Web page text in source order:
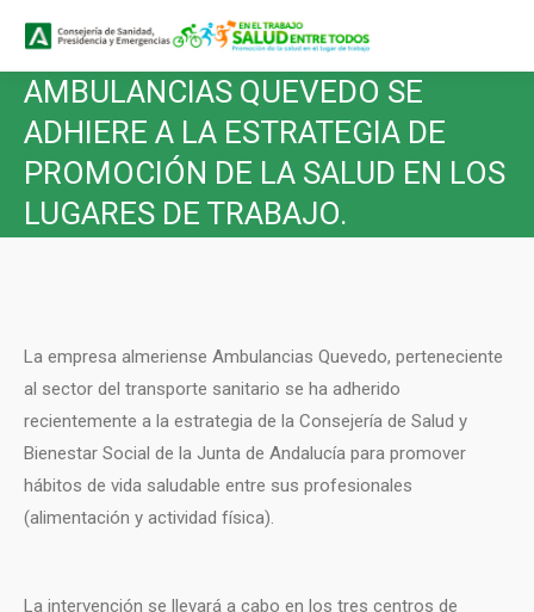
AMBULANCIAS QUEVEDO SE
ADHIERE A LA ESTRATEGIA DE
PROMOCIÓN DE LA SALUD EN LOS
LUGARES DE TRABAJO.
La empresa almeriense Ambulancias Quevedo, perteneciente
al sector del transporte sanitario se ha adherido
recientemente a la estrategia de la Consejería de Salud y
Bienestar Social de la Junta de Andalucía para promover
hábitos de vida saludable entre sus profesionales
(alimentación y actividad física).
La intervención se llevará a cabo en los tres centros de